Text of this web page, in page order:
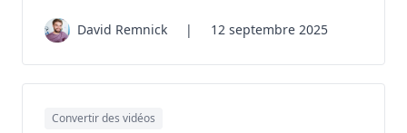
David Remnick | 12 septembre 2025
Convertir des vidéos